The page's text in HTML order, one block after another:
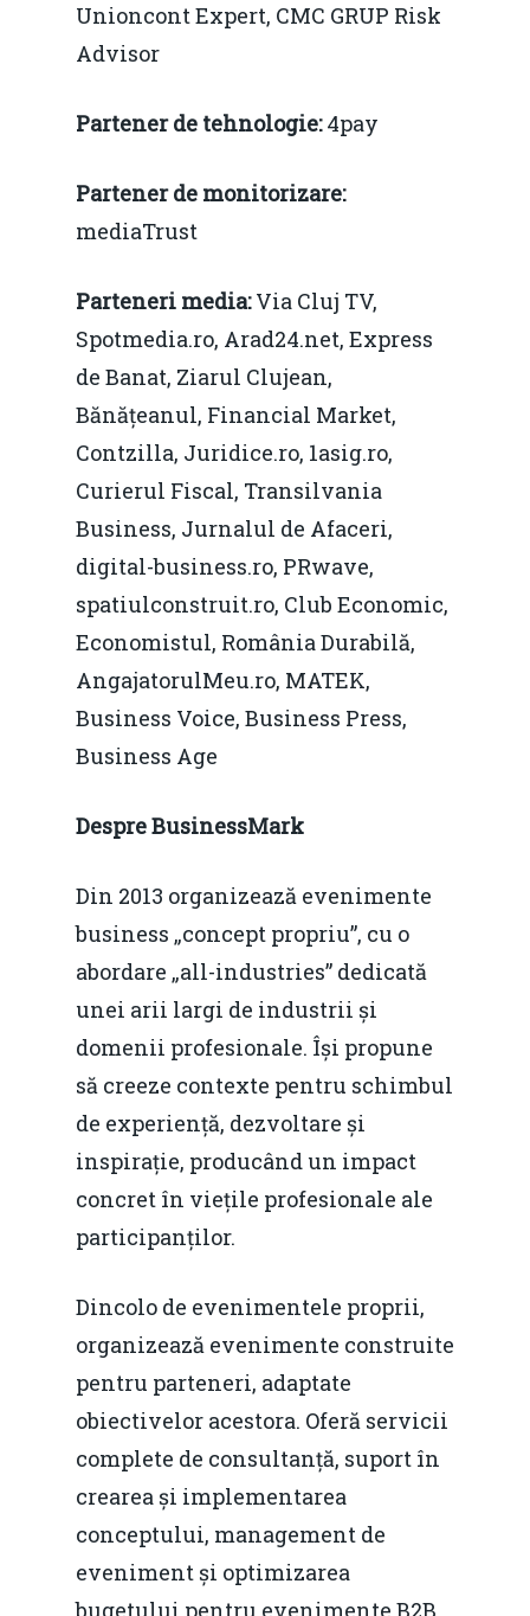
Unioncont Expert, CMC GRUP Risk
Advisor
Partener de tehnologie:4pay
Partener de monitorizare:
mediaTrust
Parteneri media:Via Cluj TV,
Spotmedia.ro, Arad24.net, Express
de Banat, Ziarul Clujean,
Bănățeanul, Financial Market,
Contzilla, Juridice.ro, 1asig.ro,
Curierul Fiscal, Transilvania
Business, Jurnalul de Afaceri,
digital-business.ro, PRwave,
spatiulconstruit.ro, Club Economic,
Economistul, România Durabilă,
AngajatorulMeu.ro, MATEK,
Business Voice, Business Press,
Business Age
Despre BusinessMark
Din 2013 organizează evenimente
business „concept propriu”, cu o
abordare „all-industries” dedicată
unei arii largi de industrii și
domenii profesionale. Își propune
să creeze contexte pentru schimbul
de experiență, dezvoltare și
inspirație, producând un impact
concret în viețile profesionale ale
participanților.
Dincolo de evenimentele proprii,
organizează evenimente construite
pentru parteneri, adaptate
obiectivelor acestora. Oferă servicii
complete de consultanță, suport în
crearea și implementarea
conceptului, management de
eveniment și optimizarea
bugetului pentru evenimente B2B.
Modelul economic
predictibilitate,
Soluții de
Rolul băncilor în
IMM
Redresare vs.
Fiscalitate pentru o
Durabilă
Martie 2016
Decembrie 2015
Mai 2015
Agribusiness
Construcții și
Video
economie
Piața gazelor naturale:
predictibilitate,
concurență.
Contact
Burse pentru
Daniel Apostol
Email: